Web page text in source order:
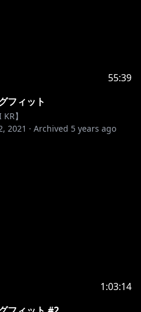
55:39
フィット
】
2021 · Archived 5 years ago
1:03:14